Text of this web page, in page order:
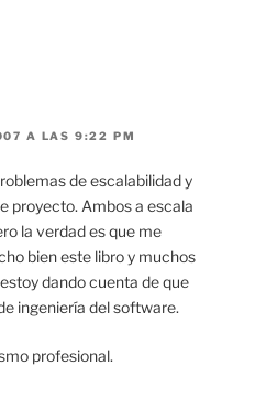
A LAS 9:22 PM
de escalabilidad y
proyecto. Ambos a escala
la verdad es que me
bien este libro y muchos
dando cuenta de que
ingeniería del software.
profesional.